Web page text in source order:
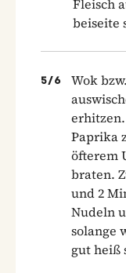
Fleisch
beiseite
5/6
Wok
Paprika
öfterem
braten.
und 2
Nudeln
solange
gut heiß